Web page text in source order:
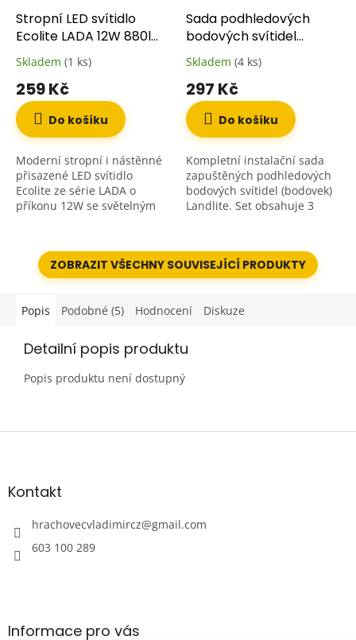
Stropní LED svítidlo
Ecolite LADA 12W 880lm
4100K neutrální bílá
Skladem (1 ks)
259 Kč
Do košíku
Moderní stropní i nástěnné
přisazené LED svítidlo
Ecolite ze série LADA o
příkonu 12W se světelným
pokročilou SMD LED...
Sada podhledových
bodových svítidel
Landlite 3x 20W 12V
(kompletní set)
Skladem (4 ks)
297 Kč
Do košíku
Kompletní instalační sada
zapuštěných podhledových
bodových svítidel (bodovek)
Landlite. Set obsahuje 3
podhledy a stropy, 3...
ZOBRAZIT VŠECHNY SOUVISEJÍCÍ PRODUKTY
Popis Podobné (5) Hodnocení Diskuze
Detailní popis produktu
Popis produktu není dostupný
Z
aKontakt
hrachovecvladimircz@gmail.com
603 100 289
Informace pro vás